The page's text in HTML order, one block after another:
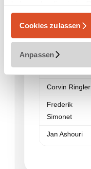
gesammelt haben.
Cookies zulassen
Anpassen
Mantei
Munteanu
Stefanie
Deckarm
Corvin Ringler
Frederik
Simonet
Jan Ashouri